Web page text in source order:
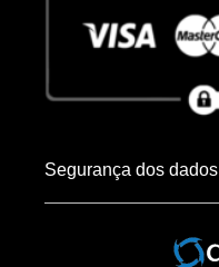
Segurança dos dados